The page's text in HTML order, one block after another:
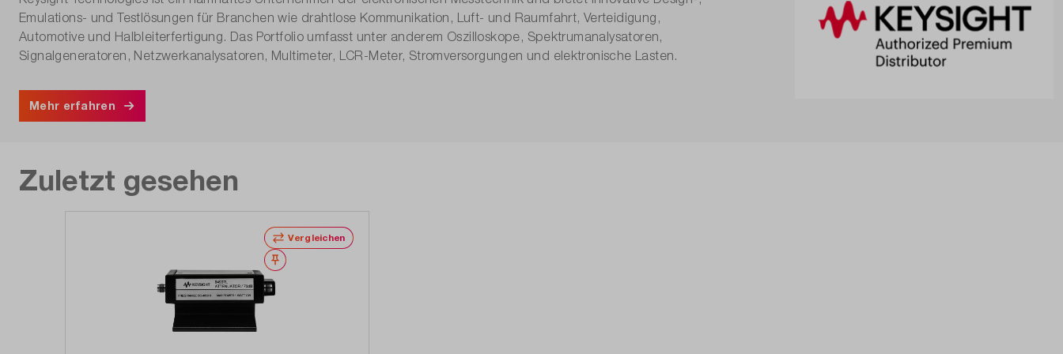
Emulations- und Testlösungen für Branchen wie drahtlose Kommunikation, Luft- und Raumfahrt, Verteidigung,
Automotive und Halbleiterfertigung. Das Portfolio umfasst unter anderem Oszilloskope, Spektrumanalysatoren,
Signalgeneratoren, Netzwerkanalysatoren, Multimeter, LCR-Meter, Stromversorgungen und elektronische Lasten.
Mehr erfahren
Zuletzt gesehen
Vergleichen
Merken